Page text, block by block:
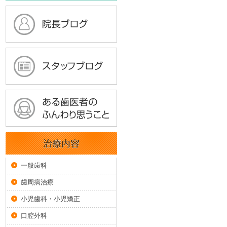
一般歯科
歯周病治療
小児歯科・小児矯正
口腔外科